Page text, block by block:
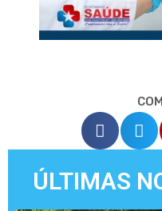
ÚLTIMAS